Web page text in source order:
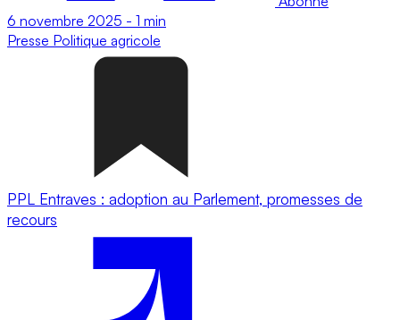
6 novembre 2025 - 1 min
Presse Politique agricole
PPL Entraves : adoption au Parlement, promesses de
recours